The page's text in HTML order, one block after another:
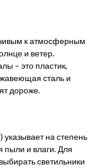
к атмосферным
и ветер.
– это пластик,
сталь и
дороже.
на степень
пыли и влаги. Для
светильники